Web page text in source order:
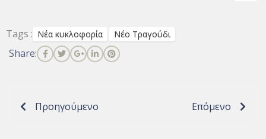
Tags : Νέα κυκλοφορία Νέο Τραγούδι
Share:
Προηγούμενο Επόμενο